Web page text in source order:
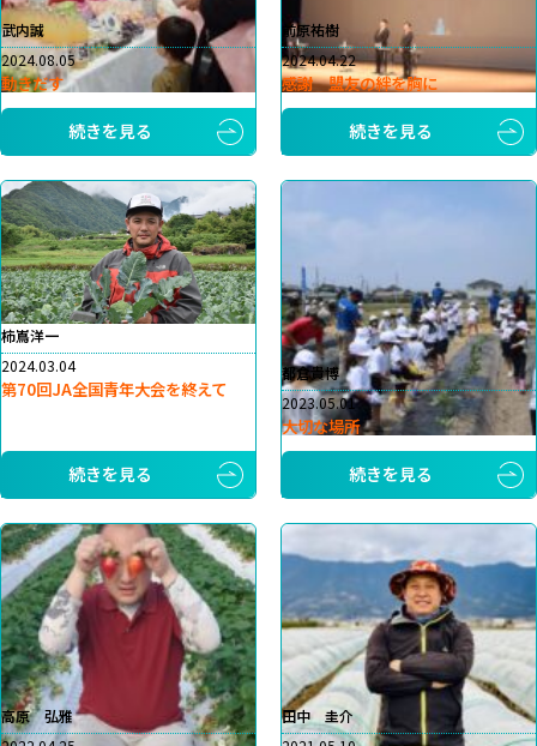
武内誠
2024.08.05
動きだす
続きを見る
前原祐樹
2024.04.22
感謝 盟友の絆を胸に
続きを見る
柿嶌洋一
2024.03.04
第70回JA全国青年大会を終えて
続きを見る
都倉貴博
2023.05.01
大切な場所
続きを見る
高原 弘雅
田中 圭介